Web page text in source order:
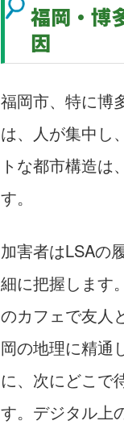
福岡・博
因
福岡市、特に博
は、人が集中し
トな都市構造は
す。
加害者はLSAの
細に把握します
のカフェで友人
岡の地理に精通
に、次にどこで
す。デジタル上